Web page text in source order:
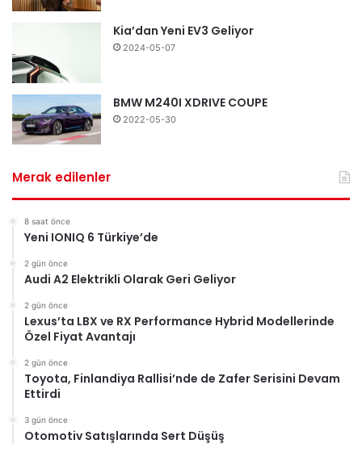
Kia’dan Yeni EV3 Geliyor
2024-05-07
BMW M240I XDRIVE COUPE
2022-05-30
Merak edilenler
8 saat önce
Yeni IONIQ 6 Türkiye’de
2 gün önce
Audi A2 Elektrikli Olarak Geri Geliyor
2 gün önce
Lexus’ta LBX ve RX Performance Hybrid Modellerinde
Özel Fiyat Avantajı
2 gün önce
Toyota, Finlandiya Rallisi’nde de Zafer Serisini Devam
Ettirdi
3 gün önce
Otomotiv Satışlarında Sert Düşüş